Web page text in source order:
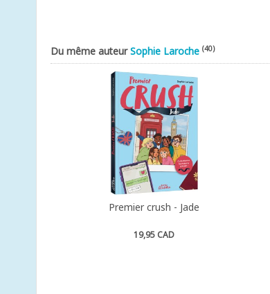
Du même auteurSophie Laroche (40)
Premier crush - Jade
19,95 CAD